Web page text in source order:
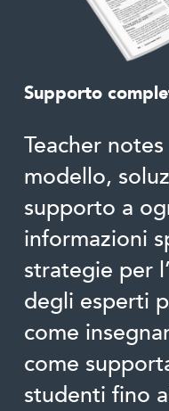
Supporto
Teacher
modello,
supporto a
informazioni
strategie per
degli esperti
come
come
studenti fino